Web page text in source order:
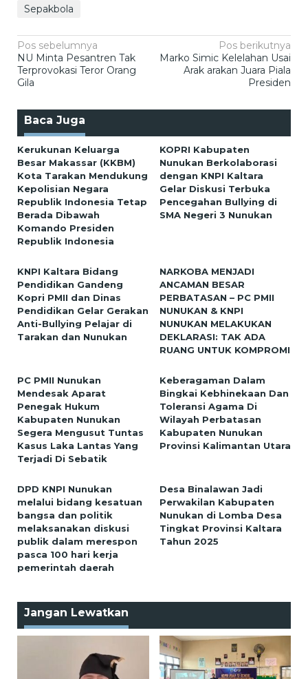
Sepakbola
Navigasi
pos
Pos sebelumnya
NU Minta Pesantren Tak
Terprovokasi Teror Orang
Gila
Pos berikutnya
Marko Simic Kelelahan Usai
Arak arakan Juara Piala
Presiden
Baca Juga
Kerukunan Keluarga
Besar Makassar (KKBM)
Kota Tarakan Mendukung
Kepolisian Negara
Republik Indonesia Tetap
Berada Dibawah
Komando Presiden
Republik Indonesia
KOPRI Kabupaten
Nunukan Berkolaborasi
dengan KNPI Kaltara
Gelar Diskusi Terbuka
Pencegahan Bullying di
SMA Negeri 3 Nunukan
KNPI Kaltara Bidang
Pendidikan Gandeng
Kopri PMII dan Dinas
Pendidikan Gelar Gerakan
Anti-Bullying Pelajar di
Tarakan dan Nunukan
NARKOBA MENJADI
ANCAMAN BESAR
PERBATASAN – PC PMII
NUNUKAN & KNPI
NUNUKAN MELAKUKAN
DEKLARASI: TAK ADA
RUANG UNTUK KOMPROMI
PC PMII Nunukan
Mendesak Aparat
Penegak Hukum
Kabupaten Nunukan
Segera Mengusut Tuntas
Kasus Laka Lantas Yang
Terjadi Di Sebatik
Keberagaman Dalam
Bingkai Kebhinekaan Dan
Toleransi Agama Di
Wilayah Perbatasan
Kabupaten Nunukan
Provinsi Kalimantan Utara
DPD KNPI Nunukan
melalui bidang kesatuan
bangsa dan politik
melaksanakan diskusi
publik dalam merespon
pasca 100 hari kerja
pemerintah daerah
Desa Binalawan Jadi
Perwakilan Kabupaten
Nunukan di Lomba Desa
Tingkat Provinsi Kaltara
Tahun 2025
Jangan Lewatkan